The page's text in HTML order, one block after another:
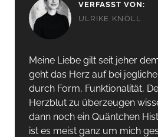
VERFASST VON:
ULRIKE KNÖLL
Meine Liebe gilt seit jeher
geht das Herz auf bei
durch Form, Funktionalität,
Herzblut zu überzeugen
dann noch ein Quäntchen
ist es meist ganz um mich